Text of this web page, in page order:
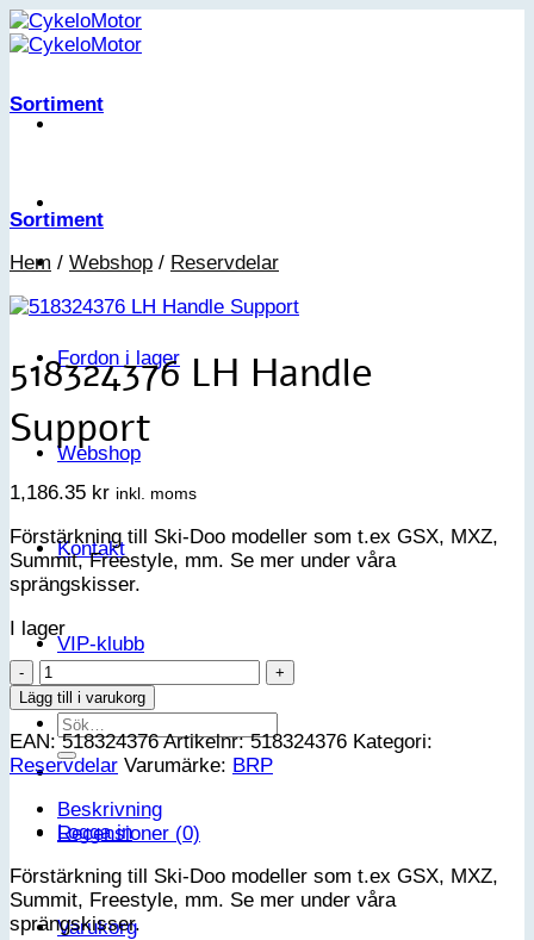
Skip
to
Fordon i lager
Webshop
Kontakt
VIP-klubb
Sök
efter:
Logga in
Varukorg
Sortiment
Sortiment
Hem / Webshop / Reservdelar
518324376 LH Handle
Support
1,186.35 kr inkl. moms
Förstärkning till Ski-Doo modeller som t.ex GSX, MXZ,
Summit, Freestyle, mm. Se mer under våra
sprängskisser.
I lager
518324376
LH
Handle
Support
mängd
Lägg till i varukorg
EAN:518324376 Artikelnr:518324376 Kategori:
Reservdelar Varumärke: BRP
Beskrivning
Recensioner (0)
Förstärkning till Ski-Doo modeller som t.ex GSX, MXZ,
Summit, Freestyle, mm. Se mer under våra
sprängskisser.